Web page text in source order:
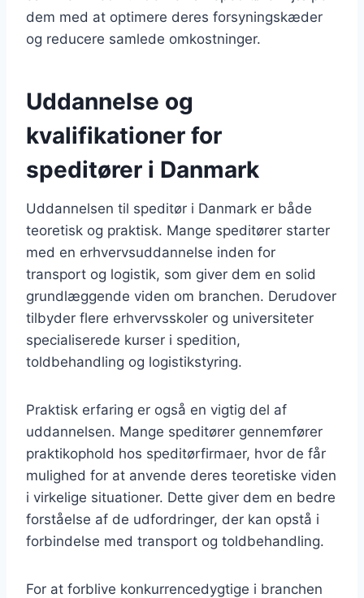
dem med at optimere deres forsyningskæder
og reducere samlede omkostninger.
Uddannelse og
kvalifikationer for
speditører i Danmark
Uddannelsen til speditør i Danmark er både
teoretisk og praktisk. Mange speditører starter
med en erhvervsuddannelse inden for
transport og logistik, som giver dem en solid
grundlæggende viden om branchen. Derudover
tilbyder flere erhvervsskoler og universiteter
specialiserede kurser i spedition,
toldbehandling og logistikstyring.
Praktisk erfaring er også en vigtig del af
uddannelsen. Mange speditører gennemfører
praktikophold hos speditørfirmaer, hvor de får
mulighed for at anvende deres teoretiske viden
i virkelige situationer. Dette giver dem en bedre
forståelse af de udfordringer, der kan opstå i
forbindelse med transport og toldbehandling.
For at forblive konkurrencedygtige i branchen